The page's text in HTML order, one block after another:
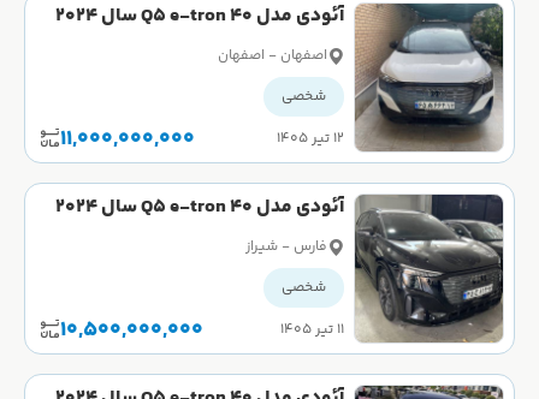
آئودی مدل Q5 e-tron 40 سال 2024
صفراصفهان - اصفهان
شخصی
۱۲ تیر ۱۴۰۵
11,000,000,000
آئودی مدل Q5 e-tron 40 سال 2024
کارکرده
فارس - شیراز
شخصی
۱۱ تیر ۱۴۰۵
10,500,000,000